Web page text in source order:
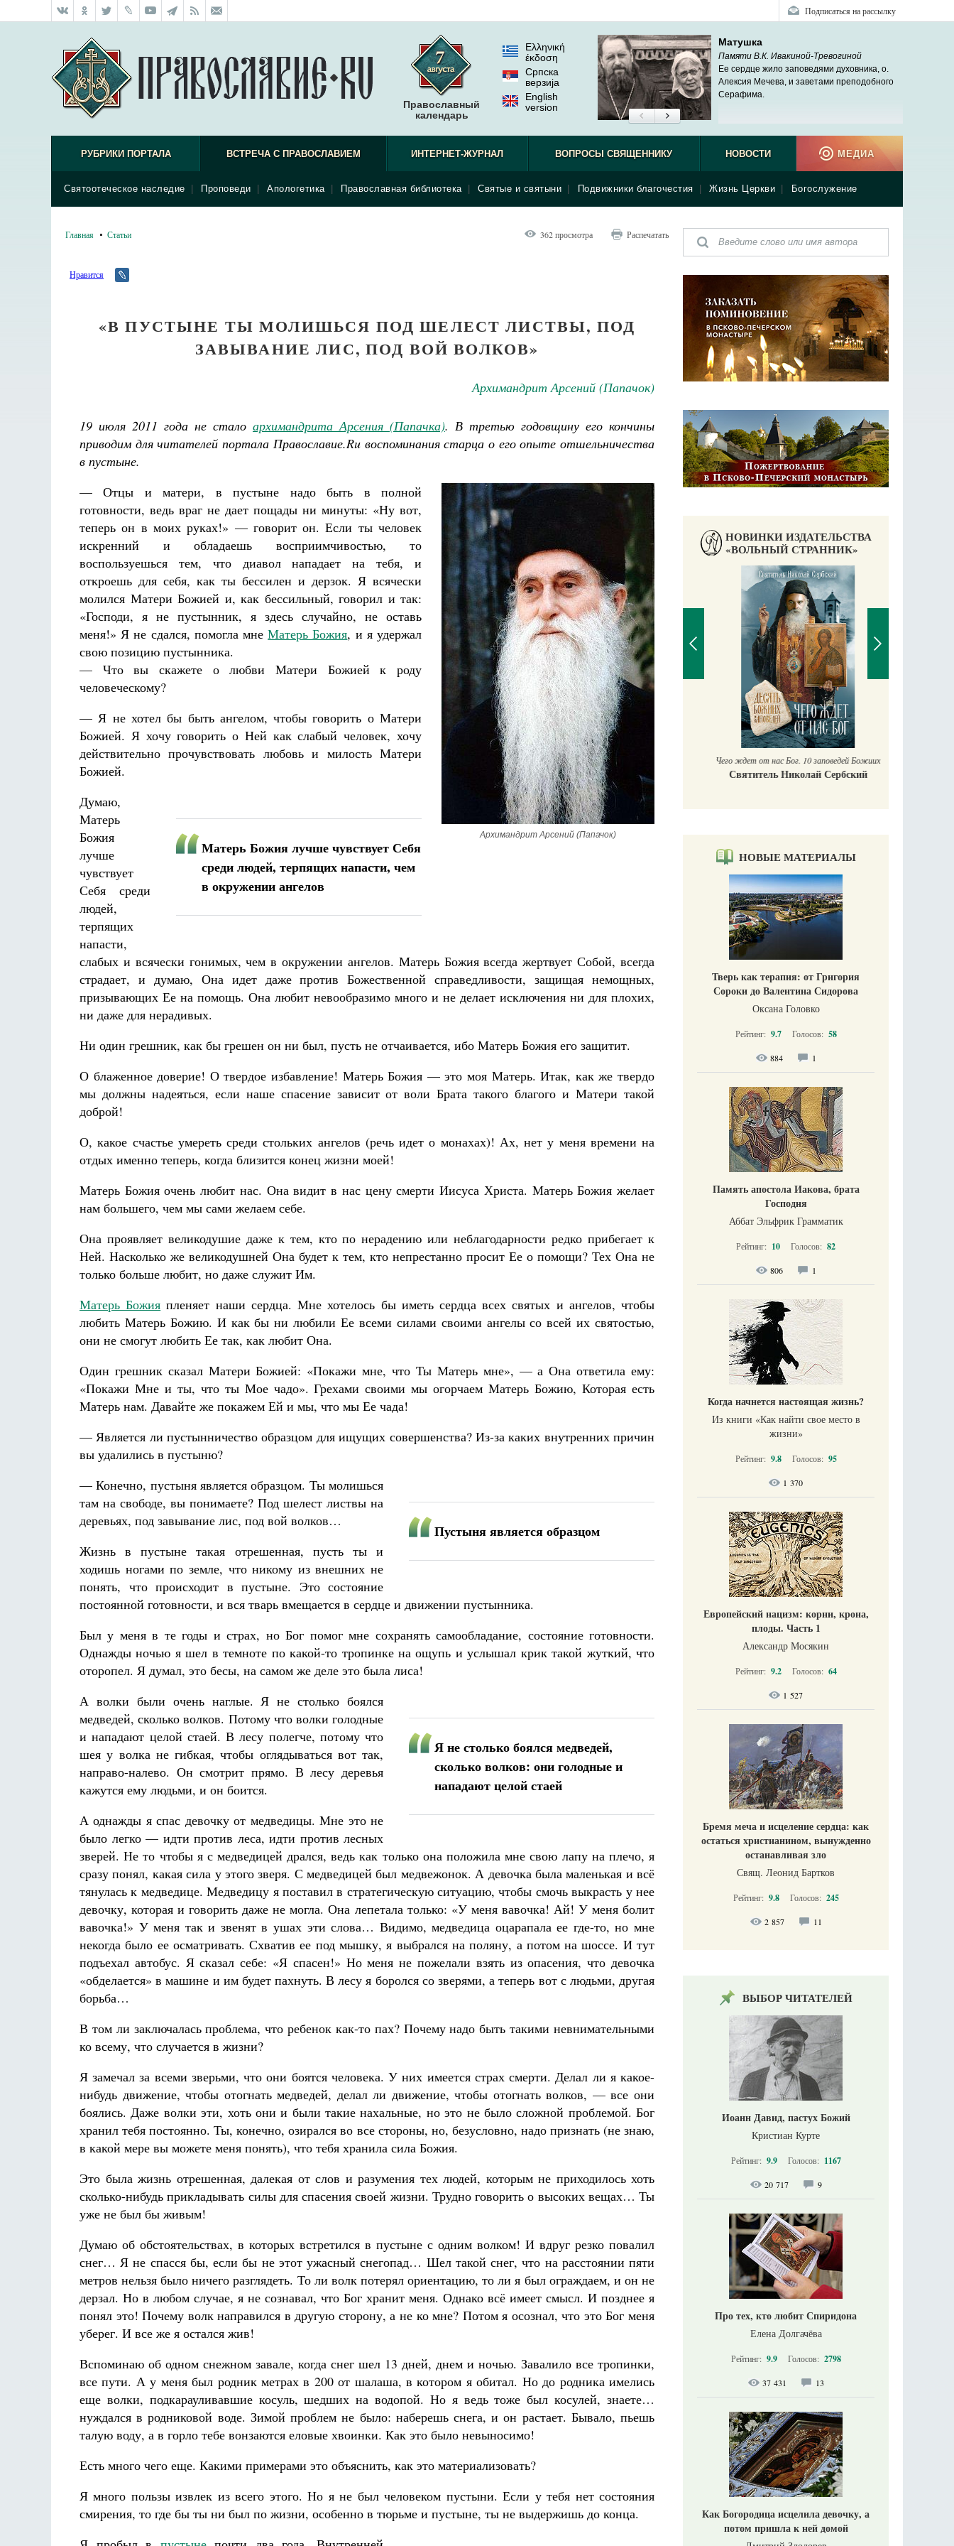
Подписаться на рассылку
Православный
календарь
Ελληνική
έκδοση
Српска
верзиjа
English
version
Матушка
Памяти В.К. Ивакиной-Тревогиной
Ее сердце жило заповедями духовника, о.
Алексия Мечева, и заветами преподобного
Серафима.
РУБРИКИ ПОРТАЛА ВСТРЕЧА С ПРАВОСЛАВИЕМ
Святоотеческое наследие Проповеди Апологетика Православная библиотека Святые и святыни Подвижники благочестия Жизнь Церкви Богослужение
ИНТЕРНЕТ-ЖУРНАЛ ВОПРОСЫ СВЯЩЕННИКУ НОВОСТИ МЕДИА
Главная Статьи 362 просмотра Распечатать
Нравится
«В ПУСТЫНЕ ТЫ МОЛИШЬСЯ ПОД ШЕЛЕСТ ЛИСТВЫ, ПОД
ЗАВЫВАНИЕ ЛИС, ПОД ВОЙ ВОЛКОВ»
Архимандрит Арсений (Папачок)
19 июля 2011 года не стало архимандрита Арсения (Папачка). В третью годовщину его кончины
приводим для читателей портала Православие.Ru воспоминания старца о его опыте отшельничества
в пустыне.
Архимандрит Арсений (Папачок)
— Отцы и матери, в пустыне надо быть в полной
готовности, ведь враг не дает пощады ни минуты: «Ну вот,
теперь он в моих руках!» — говорит он. Если ты человек
искренний и обладаешь восприимчивостью, то
воспользуешься тем, что диавол нападает на тебя, и
откроешь для себя, как ты бессилен и дерзок. Я всячески
молился Матери Божией и, как бессильный, говорил и так:
«Господи, я не пустынник, я здесь случайно, не оставь
меня!» Я не сдался, помогла мнеМатерь Божия, и я удержал
свою позицию пустынника.
— Что вы скажете о любви Матери Божией к роду
человеческому?
— Я не хотел бы быть ангелом, чтобы говорить о Матери
Божией. Я хочу говорить о Ней как слабый человек, хочу
действительно прочувствовать любовь и милость Матери
Божией.
Матерь Божия лучше чувствует Себя
среди людей, терпящих напасти, чем
в окружении ангелов
Думаю,
Матерь
Божия
лучше
чувствует
Себя среди
людей,
терпящих
напасти,
слабых и всячески гонимых, чем в окружении ангелов. Матерь Божия всегда жертвует Собой, всегда
страдает, и думаю, Она идет даже против Божественной справедливости, защищая немощных,
призывающих Ее на помощь. Она любит невообразимо много и не делает исключения ни для плохих,
ни даже для нерадивых.
Ни один грешник, как бы грешен он ни был, пусть не отчаивается, ибо Матерь Божия его защитит.
О блаженное доверие! О твердое избавление! Матерь Божия — это моя Матерь. Итак, как же твердо
мы должны надеяться, если наше спасение зависит от воли Брата такого благого и Матери такой
доброй!
О, какое счастье умереть среди стольких ангелов (речь идет о монахах)! Ах, нет у меня времени на
отдых именно теперь, когда близится конец жизни моей!
Матерь Божия очень любит нас. Она видит в нас цену смерти Иисуса Христа. Матерь Божия желает
нам большего, чем мы сами желаем себе.
Она проявляет великодушие даже к тем, кто по нерадению или неблагодарности редко прибегает к
Ней. Насколько же великодушней Она будет к тем, кто непрестанно просит Ее о помощи? Тех Она не
только больше любит, но даже служит Им.
Матерь Божия пленяет наши сердца. Мне хотелось бы иметь сердца всех святых и ангелов, чтобы
любить Матерь Божию. И как бы ни любили Ее всеми силами своими ангелы со всей их святостью,
они не смогут любить Ее так, как любит Она.
Один грешник сказал Матери Божией: «Покажи мне, что Ты Матерь мне», — а Она ответила ему:
«Покажи Мне и ты, что ты Мое чадо». Грехами своими мы огорчаем Матерь Божию, Которая есть
Матерь нам. Давайте же покажем Ей и мы, что мы Ее чада!
— Является ли пустынничество образцом для ищущих совершенства? Из-за каких внутренних причин
вы удалились в пустыню?
Пустыня является образцом
— Конечно, пустыня является образцом. Ты молишься
там на свободе, вы понимаете? Под шелест листвы на
деревьях, под завывание лис, под вой волков…
Жизнь в пустыне такая отрешенная, пусть ты и
ходишь ногами по земле, что никому из внешних не
понять, что происходит в пустыне. Это состояние
постоянной готовности, и вся тварь вмещается в сердце и движении пустынника.
Был у меня в те годы и страх, но Бог помог мне сохранять самообладание, состояние готовности.
Однажды ночью я шел в темноте по какой-то тропинке на ощупь и услышал крик такой жуткий, что
оторопел. Я думал, это бесы, на самом же деле это была лиса!
Я не столько боялся медведей,
сколько волков: они голодные и
нападают целой стаей
А волки были очень наглые. Я не столько боялся
медведей, сколько волков. Потому что волки голодные
и нападают целой стаей. В лесу полегче, потому что
шея у волка не гибкая, чтобы оглядываться вот так,
направо-налево. Он смотрит прямо. В лесу деревья
кажутся ему людьми, и он боится.
А однажды я спас девочку от медведицы. Мне это не
было легко — идти против леса, идти против лесных
зверей. Не то чтобы я с медведицей дрался, ведь как только она положила мне свою лапу на плечо, я
сразу понял, какая сила у этого зверя. С медведицей был медвежонок. А девочка была маленькая и всё
тянулась к медведице. Медведицу я поставил в стратегическую ситуацию, чтобы смочь выкрасть у нее
девочку, которая и говорить даже не могла. Она лепетала только: «У меня вавочка! Ай! У меня болит
вавочка!» У меня так и звенят в ушах эти слова… Видимо, медведица оцарапала ее где-то, но мне
некогда было ее осматривать. Схватив ее под мышку, я выбрался на поляну, а потом на шоссе. И тут
подъехал автобус. Я сказал себе: «Я спасен!» Но меня не пожелали взять из опасения, что девочка
«обделается» в машине и им будет пахнуть. В лесу я боролся со зверями, а теперь вот с людьми, другая
борьба…
В том ли заключалась проблема, что ребенок как-то пах? Почему надо быть такими невнимательными
ко всему, что случается в жизни?
Я замечал за всеми зверьми, что они боятся человека. У них имеется страх смерти. Делал ли я какое-
нибудь движение, чтобы отогнать медведей, делал ли движение, чтобы отогнать волков, — все они
боялись. Даже волки эти, хоть они и были такие нахальные, но это не было сложной проблемой. Бог
хранил тебя постоянно. Ты, конечно, озирался во все стороны, но, безусловно, надо признать (не знаю,
в какой мере вы можете меня понять), что тебя хранила сила Божия.
Это была жизнь отрешенная, далекая от слов и разумения тех людей, которым не приходилось хоть
сколько-нибудь прикладывать силы для спасения своей жизни. Трудно говорить о высоких вещах… Ты
уже не был бы живым!
Думаю об обстоятельствах, в которых встретился в пустыне с одним волком! И вдруг резко повалил
снег… Я не спасся бы, если бы не этот ужасный снегопад… Шел такой снег, что на расстоянии пяти
метров нельзя было ничего разглядеть. То ли волк потерял ориентацию, то ли я был ограждаем, и он не
дерзал. Но в любом случае, я не сознавал, что Бог хранит меня. Однако всё имеет смысл. И позднее я
понял это! Почему волк направился в другую сторону, а не ко мне? Потом я осознал, что это Бог меня
уберег. И все же я остался жив!
Вспоминаю об одном снежном завале, когда снег шел 13 дней, днем и ночью. Завалило все тропинки,
все пути. А у меня был родник метрах в 200 от шалаша, в котором я обитал. Но до родника имелись
еще волки, подкарауливавшие косуль, шедших на водопой. Но я ведь тоже был косулей, знаете…
нуждался в родниковой воде. Зимой проблем не было: наберешь снега, и он растает. Бывало, пьешь
талую воду, а в горло тебе вонзаются еловые хвоинки. Как это было невыносимо!
Есть много чего еще. Какими примерами это объяснить, как это материализовать?
Я много пользы извлек из всего этого. Но я не был человеком пустыни. Если у тебя нет состояния
смирения, то где бы ты ни был по жизни, особенно в тюрьме и пустыне, ты не выдержишь до конца.
НОВИНКИ ИЗДАТЕЛЬСТВА
«ВОЛЬНЫЙ СТРАННИК»
Фредерика де Грааф Как найти своё место в жизни
Великомученик Георгий Победоносец. Научись у
святого
Роман Котов Чего ждет от нас Бог. 10 заповедей Божиих
Святитель Николай Сербский
НОВЫЕ МАТЕРИАЛЫ
Тверь как терапия: от Григория
Сороки до Валентина Сидорова
Оксана Головко
Рейтинг: 9.7 Голосов: 58
884 1
Память апостола Иакова, брата
Господня
Аббат Эльфрик Грамматик
Рейтинг: 10 Голосов: 82
806 1
Когда начнется настоящая жизнь?
Из книги «Как найти свое место в
жизни​»
Рейтинг: 9.8 Голосов: 95
1 370
Европейский нацизм: корни, крона,
плоды. Часть 1
Александр Мосякин
Рейтинг: 9.2 Голосов: 64
1 527
Бремя меча и исцеление сердца: как
остаться христианином, вынужденно
останавливая зло
Свящ. Леонид Бартков
Рейтинг: 9.8 Голосов: 245
2 857 11
ВЫБОР ЧИТАТЕЛЕЙ
Иоанн Давид, пастух Божий
Кристиан Курте
Рейтинг: 9.9 Голосов: 1167
20 717 9
Про тех, кто любит Спиридона
Елена Долгачёва
Рейтинг: 9.9 Голосов: 2798
37 431 13
Как Богородица исцелила девочку, а
потом пришла к ней домой